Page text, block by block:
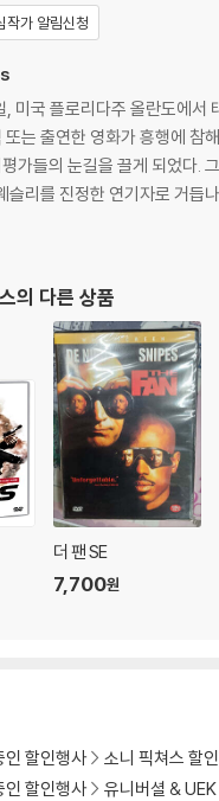
작가 알림신청
미국 플로리다주 올란도에서
또는 출연한 영화가 흥행에 참
지 감독의 뮤직비디오 < BAD >에서 마이클 잭슨의 라이벌 갱 두목을 열연하여 주위의 이목을 집중시키기
슬리를 진정한 연기자로 거듭
의 다른 상품
더 팬 SE
7,700원
인 할인행사 소니 픽쳐스 할
인 할인행사 유니버셜 & UEK